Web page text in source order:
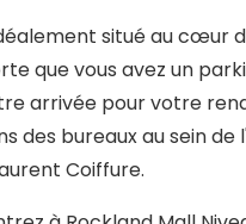
situé au cœur
que vous avez un
arrivée pour votre
des bureaux au sein de
Coiffure.